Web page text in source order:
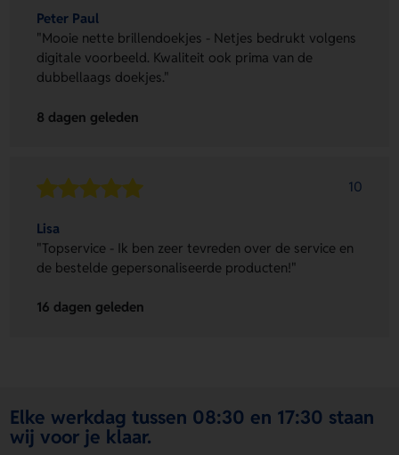
Peter Paul
"Mooie nette brillendoekjes - Netjes bedrukt volgens
digitale voorbeeld. Kwaliteit ook prima van de
dubbellaags doekjes."
8 dagen geleden
10
Lisa
"Topservice - Ik ben zeer tevreden over de service en
de bestelde gepersonaliseerde producten!"
16 dagen geleden
Elke werkdag tussen 08:30 en 17:30 staan
wij voor je klaar.